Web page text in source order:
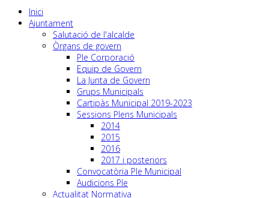
Inici
Ajuntament
Salutació de l'alcalde
Òrgans de govern
Ple Corporació
Equip de Govern
La Junta de Govern
Grups Municipals
Cartipàs Municipal 2019-2023
Sessions Plens Municipals
2014
2015
2016
2017 i posteriors
Convocatòria Ple Municipal
Audicions Ple
Actualitat Normativa